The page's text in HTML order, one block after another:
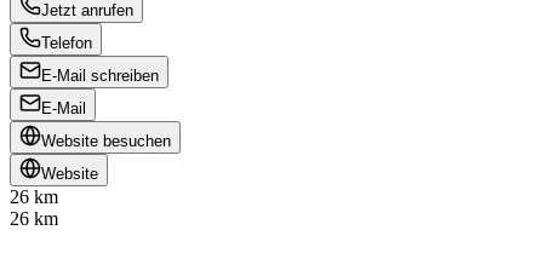
Jetzt anrufen
Telefon
E-Mail schreiben
E-Mail
Website besuchen
Website
26 km
26 km